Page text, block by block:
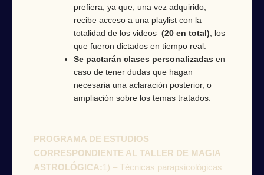
prefiera, ya que, una vez adquirido,
recibe acceso a una playlist con la
totalidad de los videos (20 en total) , los
que fueron dictados en tiempo real.
Se pactarán clases personalizadasen
caso de tener dudas que hagan
necesaria una aclaración posterior, o
ampliación sobre los temas tratados.
PROGRAMA DE ESTUDIOS
CORRESPONDIENTE AL TALLER DE MAGIA
ASTROLÓGICA:1) – Técnicas parapsicológicas